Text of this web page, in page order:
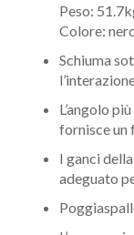
Peso:
Colore:
Schiuma
L’angolo
fornisce un
I ganci
adeguato